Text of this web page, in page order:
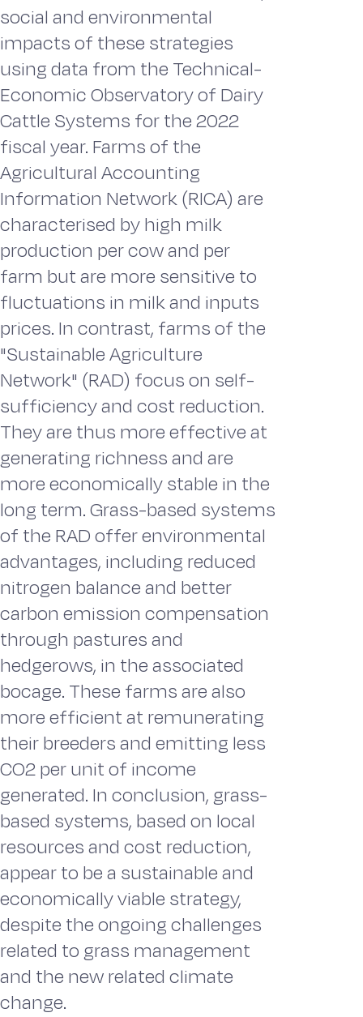
social and environmental
impacts of these strategies
using data from the Technical-
Economic Observatory of Dairy
Cattle Systems for the 2022
fiscal year. Farms of the
Agricultural Accounting
Information Network (RICA) are
characterised by high milk
production per cow and per
farm but are more sensitive to
fluctuations in milk and inputs
prices. In contrast, farms of the
"Sustainable Agriculture
Network" (RAD) focus on self-
sufficiency and cost reduction.
They are thus more effective at
generating richness and are
more economically stable in the
long term. Grass-based systems
of the RAD offer environmental
advantages, including reduced
nitrogen balance and better
carbon emission compensation
through pastures and
hedgerows, in the associated
bocage. These farms are also
more efficient at remunerating
their breeders and emitting less
CO2 per unit of income
generated. In conclusion, grass-
based systems, based on local
resources and cost reduction,
appear to be a sustainable and
economically viable strategy,
despite the ongoing challenges
related to grass management
and the new related climate
change.